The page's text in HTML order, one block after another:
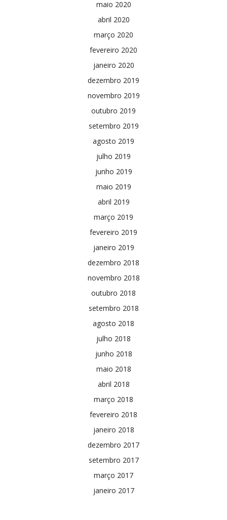
maio 2020
abril 2020
março 2020
fevereiro 2020
janeiro 2020
dezembro 2019
novembro 2019
outubro 2019
setembro 2019
agosto 2019
julho 2019
junho 2019
maio 2019
abril 2019
março 2019
fevereiro 2019
janeiro 2019
dezembro 2018
novembro 2018
outubro 2018
setembro 2018
agosto 2018
julho 2018
junho 2018
maio 2018
abril 2018
março 2018
fevereiro 2018
janeiro 2018
dezembro 2017
setembro 2017
março 2017
janeiro 2017